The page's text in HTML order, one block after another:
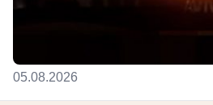
05.08.2026